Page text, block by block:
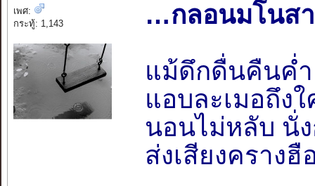
เพศ:
กระทู้: 1,143
…กลอนมโนส
แม้ดึกดื่นคืนค่ำ
แอบละเมอถึง
นอนไม่หลับ นั่
ส่งเสียงคราง